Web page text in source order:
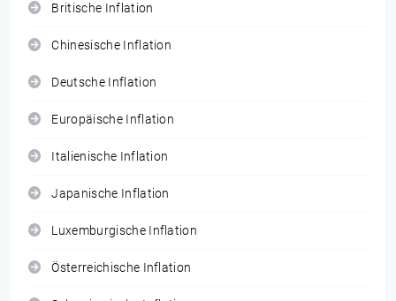
Britische Inflation
Chinesische Inflation
Deutsche Inflation
Europäische Inflation
Italienische Inflation
Japanische Inflation
Luxemburgische Inflation
Österreichische Inflation